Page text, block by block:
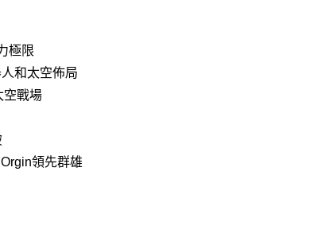
極限
和太空佈局
空戰場
領先群雄